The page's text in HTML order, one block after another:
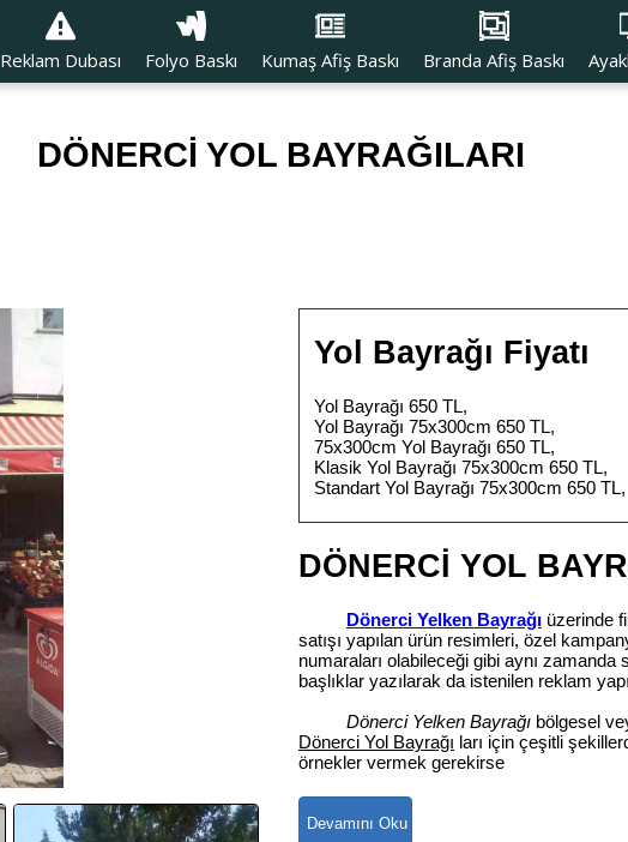
Reklam Dubası Folyo Baskı Kumaş Afiş Baskı Branda Afiş Baskı
DÖNERCİ YOL BAYRAĞILARI
Yol Bayrağı Fiyatı
Yol Bayrağı 650 TL,
Yol Bayrağı 75x300cm 650 TL,
75x300cm Yol Bayrağı 650 TL,
Klasik Yol Bayrağı 75x300cm 650 TL,
Standart Yol Bayrağı 75x300cm 650 TL,
DÖNERCİ YOL
Dönerci Yelken Bayrağı üzerinde
satışı yapılan ürün resimleri, özel
numaraları olabileceği gibi aynı
başlıklar yazılarak da istenilen reklam
Dönerci Yelken Bayrağı bölgesel
Dönerci Yol Bayrağı ları için çeşitli
örnekler vermek gerekirse